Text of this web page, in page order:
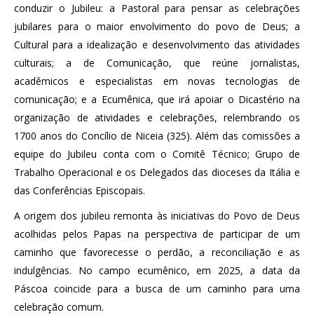
conduzir o Jubileu: a Pastoral para pensar as celebrações
jubilares para o maior envolvimento do povo de Deus; a
Cultural para a idealização e desenvolvimento das atividades
culturais; a de Comunicação, que reúne jornalistas,
acadêmicos e especialistas em novas tecnologias de
comunicação; e a Ecumênica, que irá apoiar o Dicastério na
organização de atividades e celebrações, relembrando os
1700 anos do Concílio de Niceia (325). Além das comissões a
equipe do Jubileu conta com o Comitê Técnico; Grupo de
Trabalho Operacional e os Delegados das dioceses da Itália e
das Conferências Episcopais.
A origem dos jubileu remonta às iniciativas do Povo de Deus
acolhidas pelos Papas na perspectiva de participar de um
caminho que favorecesse o perdão, a reconciliação e as
indulgências. No campo ecumênico, em 2025, a data da
Páscoa coincide para a busca de um caminho para uma
celebração comum.